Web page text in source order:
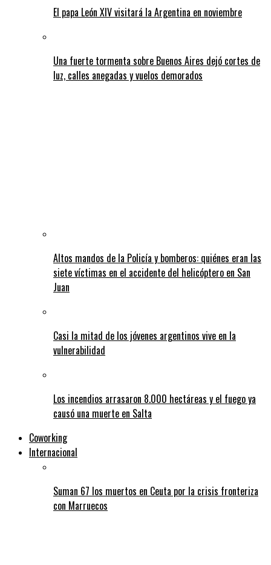
El papa León XIV visitará la Argentina en noviembre
Una fuerte tormenta sobre Buenos Aires dejó cortes de
luz, calles anegadas y vuelos demorados
Altos mandos de la Policía y bomberos: quiénes eran las
siete víctimas en el accidente del helicóptero en San
Juan
Casi la mitad de los jóvenes argentinos vive en la
vulnerabilidad
Los incendios arrasaron 8.000 hectáreas y el fuego ya
causó una muerte en Salta
Coworking
Internacional
Suman 67 los muertos en Ceuta por la crisis fronteriza
con Marruecos